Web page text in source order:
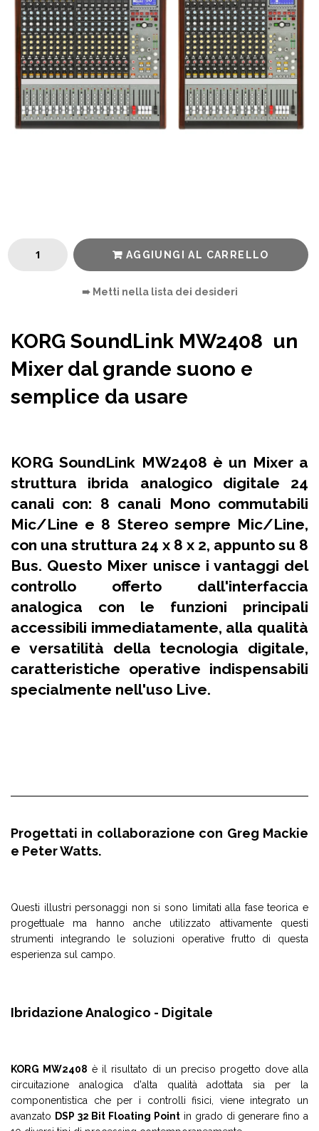
AGGIUNGI AL CARRELLO
➠ Metti nella lista dei desideri
KORG SoundLink MW2408 un
Mixer dal grande suono e
semplice da usare
KORG SoundLink MW2408 è un Mixer a
struttura ibrida analogico digitale 24
canali con: 8 canali Monocommutabili
Mic/Line e 8 Stereo sempre Mic/Line,
con una struttura 24 x 8 x 2, appunto su 8
Bus. Questo Mixer unisce i vantaggi del
controllo offerto dall'interfaccia
analogica con le funzioni principali
accessibili immediatamente, alla qualità
e versatilità della tecnologia digitale,
caratteristiche operative indispensabili
specialmente nell'uso Live.
Progettati in collaborazione con Greg Mackie
e Peter Watts.
Questi illustri personaggi non si sono limitati alla fase teorica e
progettuale ma hanno anche utilizzato attivamente questi
strumenti integrando le soluzioni operative frutto di questa
esperienza sul campo.
Ibridazione Analogico - Digitale
KORG MW2408 è il risultato di un preciso progetto dove alla
circuitazione analogica d'alta qualità adottata sia per la
componentistica che per i controlli fisici, viene integrato un
avanzato DSP 32 Bit Floating Point in grado di generare fino a